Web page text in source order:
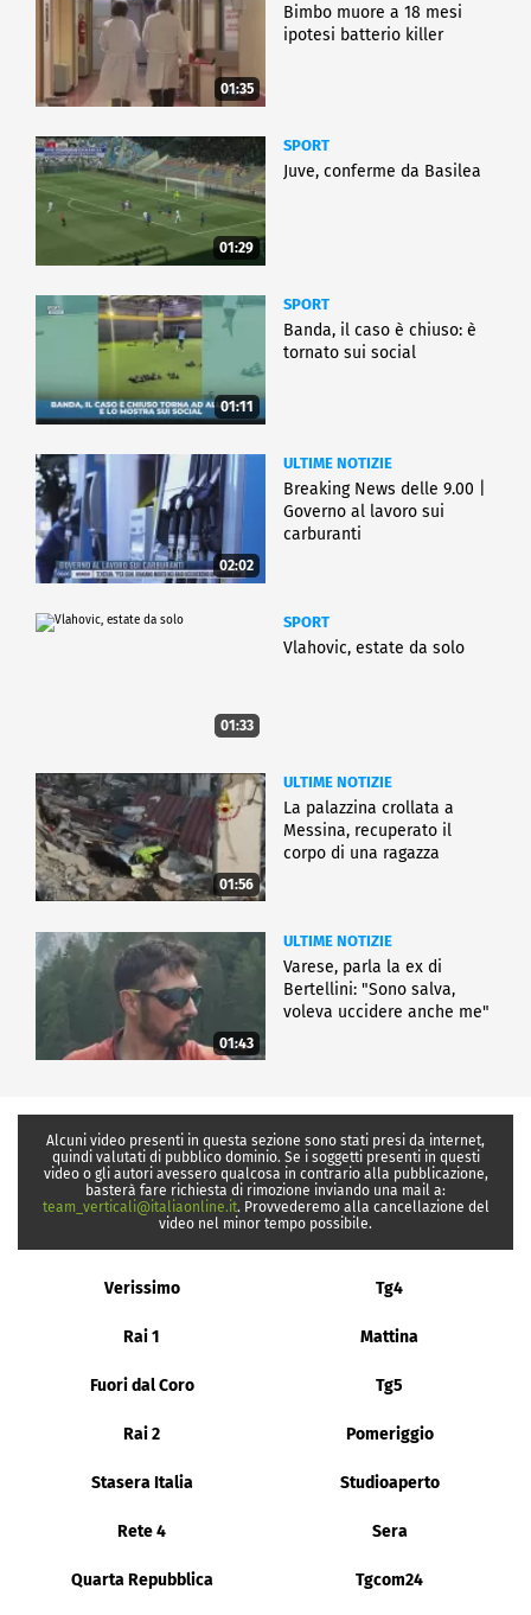
01:35
Bimbo muore a 18 mesi
ipotesi batterio killer
01:29
SPORT
Juve, conferme da Basilea
01:11
SPORT
Banda, il caso è chiuso: è
tornato sui social
02:02
ULTIME NOTIZIE
Breaking News delle 9.00 |
Governo al lavoro sui
carburanti
01:33
SPORT
Vlahovic, estate da solo
01:56
ULTIME NOTIZIE
La palazzina crollata a
Messina, recuperato il
corpo di una ragazza
01:43
ULTIME NOTIZIE
Varese, parla la ex di
Bertellini: "Sono salva,
voleva uccidere anche me"
Alcuni video presenti in questa sezione sono stati presi da internet,
quindi valutati di pubblico dominio. Se i soggetti presenti in questi
video o gli autori avessero qualcosa in contrario alla pubblicazione,
basterà fare richiesta di rimozione inviando una mail a:
team_verticali@italiaonline.it. Provvederemo alla cancellazione del
video nel minor tempo possibile.
Verissimo Tg4
Rai 1 Mattina
Fuori dal Coro Tg5
Rai 2 Pomeriggio
Stasera Italia Studioaperto
Rete 4 Sera
Quarta Repubblica Tgcom24